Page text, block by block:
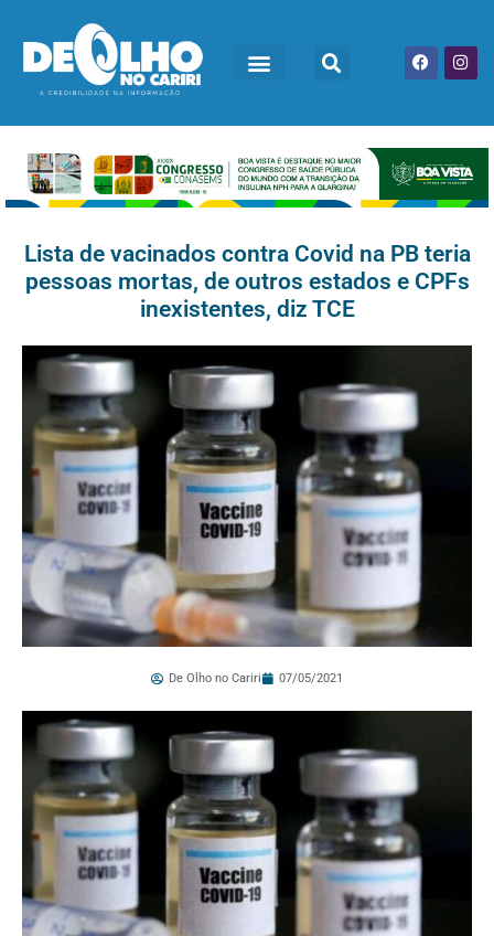
Lista de vacinados contra Covid na PB teria
pessoas mortas, de outros estados e CPFs
inexistentes, diz TCE
De Olho no Cariri 07/05/2021